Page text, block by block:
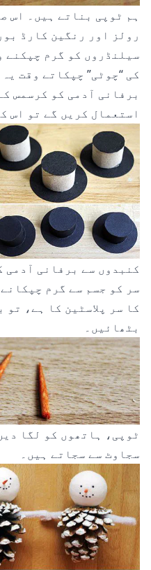
ہم ٹوپی بناتے ہیں۔ اس
رولز اور رنگین کارڈ
سیلنڈروں کو گرم چپکنے
کی “چوٹی” چپکاتے وقت
برفانی آدمی کو کرسمس
استعمال کریں گے تو اس
کنبدوں سے برفانی آدمی
سر کو جسم سے گرم
کا سر پلاسٹین کا ہے، تو
بٹھائیں۔
ٹوپی، ہاتھوں کو لگا
سجاوٹ سے سجاتے ہیں۔